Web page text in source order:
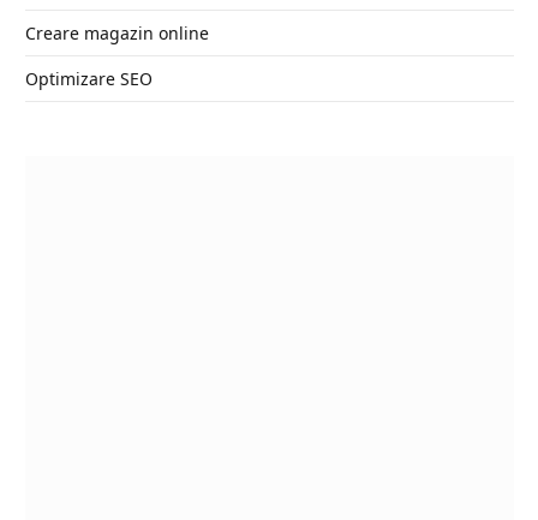
Creare magazin online
Optimizare SEO